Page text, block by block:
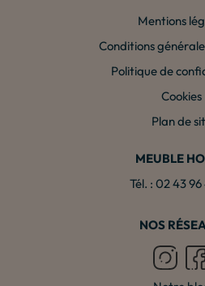
Mentions
Conditions
Politique de
Cookies
Plan de
MEUBLE
Tél. : 02 43
NOS